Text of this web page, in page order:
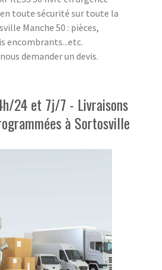
toute sécurité sur toute la
Manche 50 : pièces,
encombrants...etc.
demander un devis.
24 et 7j/7 - Livraisons
à Sortosville